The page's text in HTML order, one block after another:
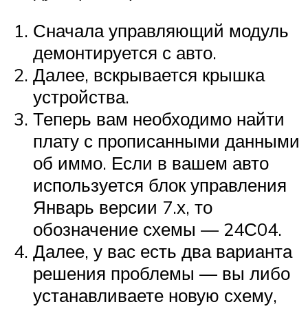
Сначала управляющий модуль
демонтируется с авто.
Далее, вскрывается крышка
устройства.
Теперь вам необходимо найти
плату с прописанными данными
об иммо. Если в вашем авто
используется блок управления
Январь версии 7.х, то
обозначение схемы — 24С04.
Далее, у вас есть два варианта
решения проблемы — вы либо
устанавливаете новую схему,